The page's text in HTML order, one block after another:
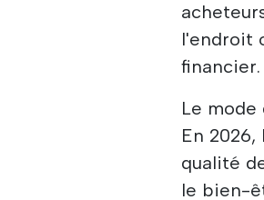
l'endroit
financier.
Le
En
qualité
le bien-